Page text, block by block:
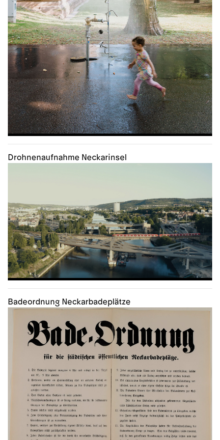
Drohnenaufnahme Neckarinsel
Badeordnung Neckarbadeplätze